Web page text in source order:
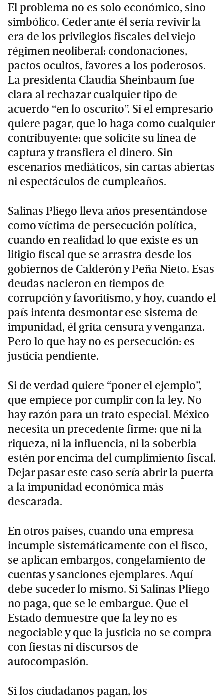
El problema no es solo económico, sino
simbólico. Ceder ante él sería revivir la
era de los privilegios fiscales del viejo
régimen neoliberal: condonaciones,
pactos ocultos, favores a los poderosos.
La presidenta Claudia Sheinbaum fue
clara al rechazar cualquier tipo de
acuerdo “en lo oscurito”. Si el empresario
quiere pagar, que lo haga como cualquier
contribuyente: que solicite su línea de
captura y transfiera el dinero. Sin
escenarios mediáticos, sin cartas abiertas
ni espectáculos de cumpleaños.
Salinas Pliego lleva años presentándose
como víctima de persecución política,
cuando en realidad lo que existe es un
litigio fiscal que se arrastra desde los
gobiernos de Calderón y Peña Nieto. Esas
deudas nacieron en tiempos de
corrupción y favoritismo, y hoy, cuando el
país intenta desmontar ese sistema de
impunidad, él grita censura y venganza.
Pero lo que hay no es persecución: es
justicia pendiente.
Si de verdad quiere “poner el ejemplo”,
que empiece por cumplir con la ley. No
hay razón para un trato especial. México
necesita un precedente firme: que ni la
riqueza, ni la influencia, ni la soberbia
estén por encima del cumplimiento fiscal.
Dejar pasar este caso sería abrir la puerta
a la impunidad económica más
descarada.
En otros países, cuando una empresa
incumple sistemáticamente con el fisco,
se aplican embargos, congelamiento de
cuentas y sanciones ejemplares. Aquí
debe suceder lo mismo. Si Salinas Pliego
no paga, que se le embargue. Que el
Estado demuestre que la ley no es
negociable y que la justicia no se compra
con fiestas ni discursos de
autocompasión.
Si los ciudadanos pagan, los